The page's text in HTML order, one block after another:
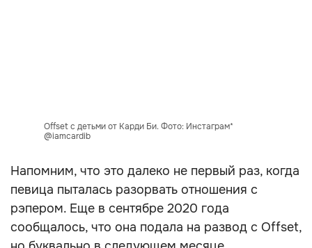
Offset c детьми от Карди Би. Фото: Инстаграм*
@iamcardib
Напомним, что это далеко не первый раз, когда
певица пыталась разорвать отношения с
рэпером. Еще в сентябре 2020 года
сообщалось, что она подала на развод с Offset,